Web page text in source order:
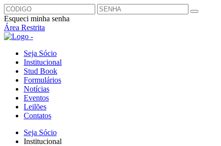
Esqueci minha senha
Área Restrita
Seja Sócio
Institucional
Stud Book
Formulários
Notícias
Eventos
Leilões
Contatos
Seja Sócio
Institucional